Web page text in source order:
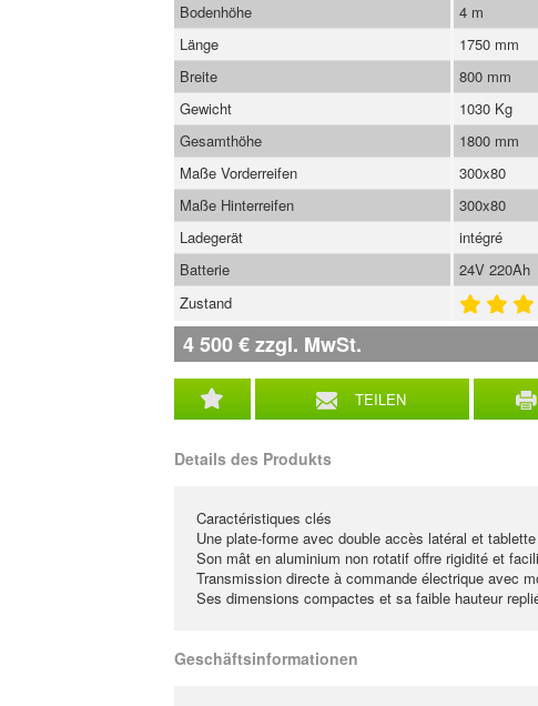
TEILEN
Bodenhöhe
4 m
Länge
1750 mm
Breite
800 mm
Gewicht
1030 Kg
Gesamthöhe
1800 mm
Maße Vorderreifen
300x80
Maße Hinterreifen
300x80
Ladegerät
intégré
Batterie
24V 220Ah
Zustand
4 500€zzgl. MwSt.
Details des Produkts
Caractéristiques clés
Une plate-forme avec double accès latéral et
Son mât en aluminium non rotatif offre rigidité et
Transmission directe à commande électrique avec
Ses dimensions compactes et sa faible hauteur
Geschäftsinformationen